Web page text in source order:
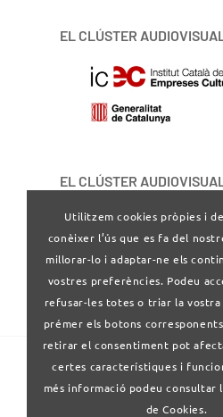
EL CLÚSTER
EL CLÚSTER
Via Laietana 32-34
Utilitzem cookies pròpies i
conèixer l’ús que es fa del
millorar-lo i adaptar-ne els
vostres preferències. Podeu
refusar-les totes o triar la
prémer els botons
retirar el consentiment pot
certes característiques i
més informació podeu consultar
de Cookies.